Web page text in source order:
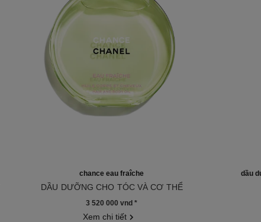
chance eau fraîche
DẦU DƯỠNG CHO TÓC VÀ CƠ THỂ
3 520 000 vnd*
Xem chi tiết
dầu